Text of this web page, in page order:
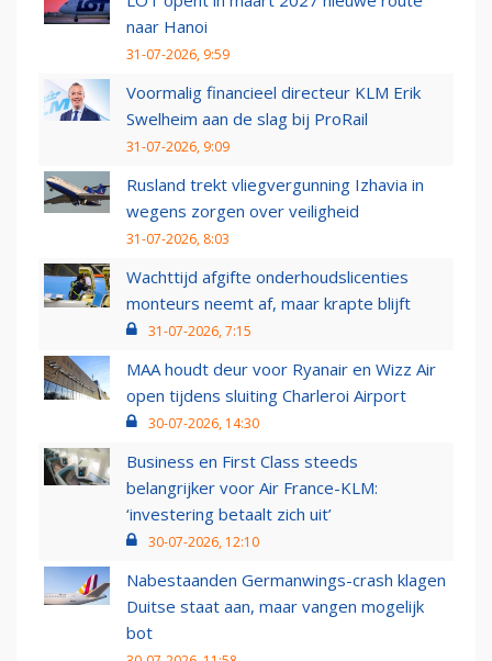
naar Hanoi
31-07-2026, 9:59
Voormalig financieel directeur KLM Erik
Swelheim aan de slag bij ProRail
31-07-2026, 9:09
Rusland trekt vliegvergunning Izhavia in
wegens zorgen over veiligheid
31-07-2026, 8:03
Wachttijd afgifte onderhoudslicenties
monteurs neemt af, maar krapte blijft
31-07-2026, 7:15
MAA houdt deur voor Ryanair en Wizz Air
open tijdens sluiting Charleroi Airport
30-07-2026, 14:30
Business en First Class steeds
belangrijker voor Air France-KLM:
‘investering betaalt zich uit’
30-07-2026, 12:10
Nabestaanden Germanwings-crash klagen
Duitse staat aan, maar vangen mogelijk
bot